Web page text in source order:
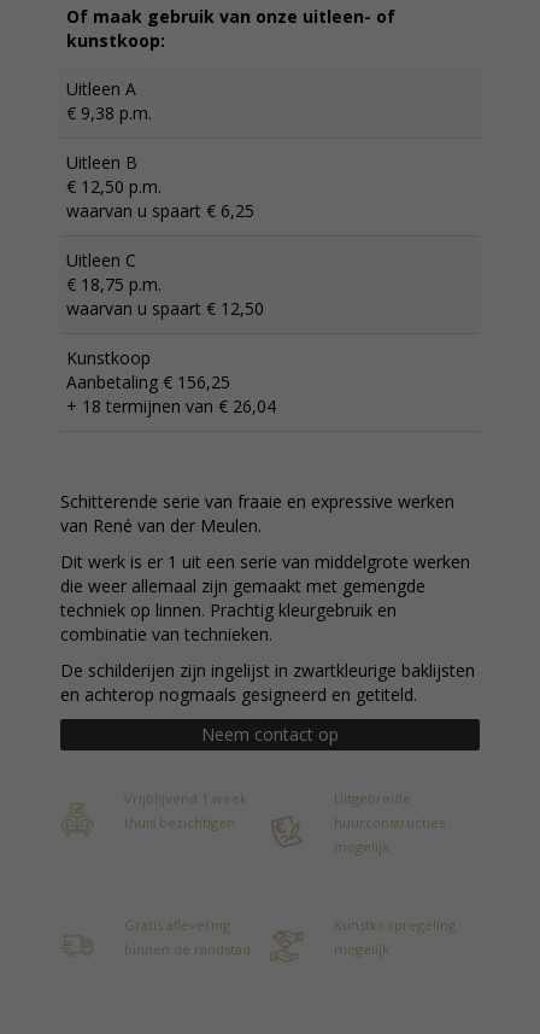
Of maak gebruik van onze uitleen- of
kunstkoop:
Uitleen A
€ 9,38 p.m.
Uitleen B
€ 12,50 p.m.
waarvan u spaart € 6,25
Uitleen C
€ 18,75 p.m.
waarvan u spaart € 12,50
Kunstkoop
Aanbetaling € 156,25
+ 18 termijnen van € 26,04
Schitterende serie van fraaie en expressive werken
van René van der Meulen.
Dit werk is er 1 uit een serie van middelgrote werken
die weer allemaal zijn gemaakt met gemengde
techniek op linnen. Prachtig kleurgebruik en
combinatie van technieken.
De schilderijen zijn ingelijst in zwartkleurige baklijsten
en achterop nogmaals gesigneerd en getiteld.
Neem contact op
Vrijblijvend 1 week
thuis bezichtigen
Uitgebreide
huurconstructies
mogelijk
Gratis aflevering
binnen de randstad
Kunstkoopregeling
mogelijk